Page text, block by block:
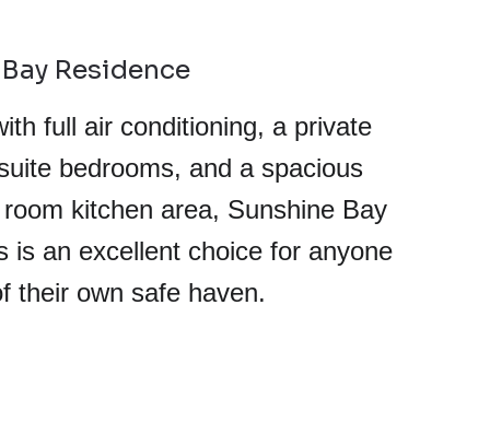
Residence
full air conditioning, a private
bedrooms, and a spacious
kitchen area, Sunshine Bay
is an excellent choice for anyone
their own safe haven.